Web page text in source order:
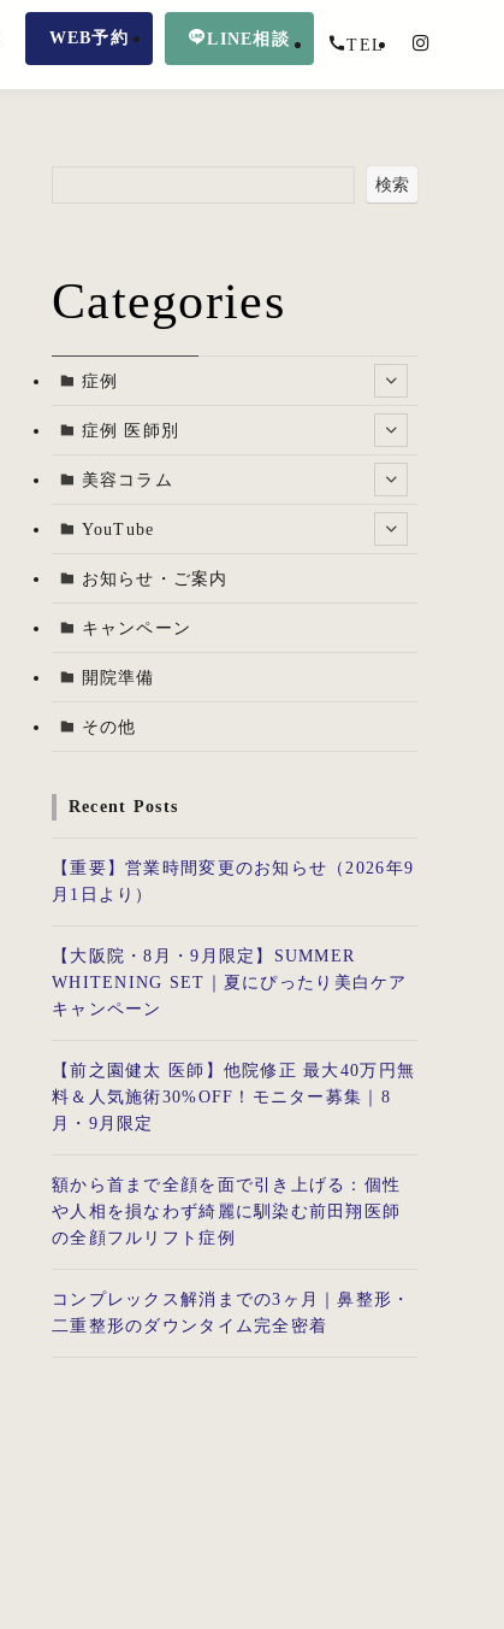
WEB予約 LINE相談 TEL
検索
Categories
症例
症例 医師別
美容コラム
YouTube
お知らせ・ご案内
キャンペーン
開院準備
その他
Recent Posts
【重要】営業時間変更のお知らせ（2026年9
月1日より）
【大阪院・8月・9月限定】SUMMER
WHITENING SET｜夏にぴったり美白ケア
キャンペーン
【前之園健太 医師】他院修正 最大40万円無
料＆人気施術30%OFF！モニター募集｜8
月・9月限定
額から首まで全顔を面で引き上げる：個性
や人相を損なわず綺麗に馴染む前田翔医師
の全顔フルリフト症例
コンプレックス解消までの3ヶ月｜鼻整形・
二重整形のダウンタイム完全密着